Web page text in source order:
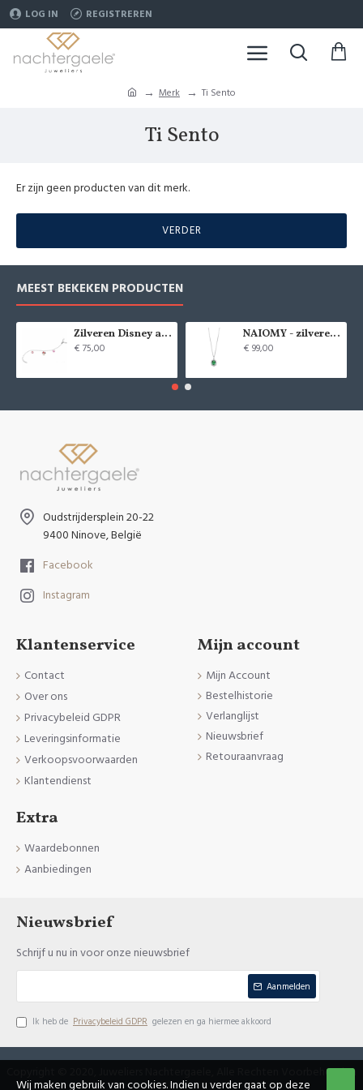
LOG IN REGISTREREN
Merk Ti Sento
Ti Sento
Er zijn geen producten van dit merk.
VERDER
MEEST BEKEKEN PRODUCTEN
Zilveren Disney armband Minnie Mouse - 9084
€ 75,00
NAIOMY - zilveren halsketting met zirconium - 37715
€ 99,00
Oudstrijdersplein 20-22
9400 Ninove, België
Facebook
Instagram
Klantenservice
Contact
Over ons
Privacybeleid GDPR
Leveringsinformatie
Verkoopsvoorwaarden
Klantendienst
Mijn account
Mijn Account
Bestelhistorie
Verlanglijst
Nieuwsbrief
Retouraanvraag
Extra
Waardebonnen
Aanbiedingen
Nieuwsbrief
Schrijf u nu in voor onze nieuwsbrief
Aanmelden
Ik heb de Privacybeleid GDPR gelezen en ga hiermee akkoord
Copyright © 2020, Juweliers Nachtergaele, Alle Rechten Voorbehouden
Wij maken gebruik van cookies. Indien u verder gaat op deze